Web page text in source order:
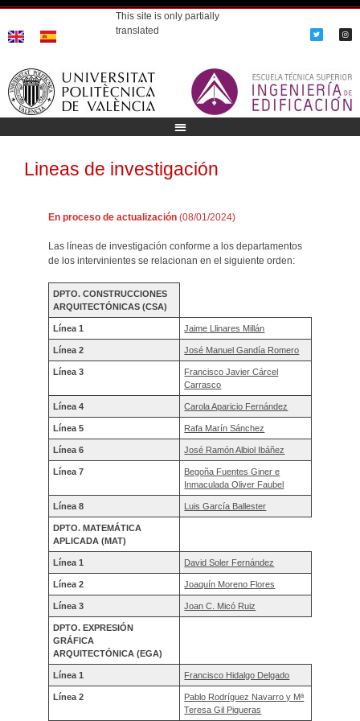
This site is only partially
translated
Lineas de investigación
En proceso de actualización (08/01/2024)
Las líneas de investigación conforme a los departamentos
de los intervinientes se relacionan en el siguiente orden:
DPTO. CONSTRUCCIONES
ARQUITECTÓNICAS (CSA)
Línea 1 Jaime Llinares Millán
Línea 2 José Manuel Gandía Romero
Línea 3
Francisco Javier Cárcel
Carrasco
Línea 4 Carola Aparicio Fernández
Línea 5 Rafa Marín Sánchez
Línea 6 José Ramón Albiol Ibáñez
Línea 7
Begoña Fuentes Giner e
Inmaculada Oliver Faubel
Línea 8 Luis García Ballester
DPTO. MATEMÁTICA
APLICADA (MAT)
Línea 1 David Soler Fernández
Línea 2 Joaquín Moreno Flores
Línea 3 Joan C. Micó Ruiz
DPTO. EXPRESIÓN
GRÁFICA
ARQUITECTÓNICA (EGA)
Línea 1 Francisco Hidalgo Delgado
Línea 2
Pablo Rodríguez Navarro y Mª
Teresa Gil Piqueras